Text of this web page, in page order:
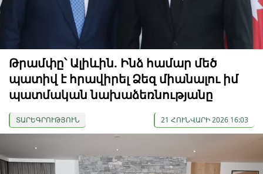
Թրամփը՝ Ալիևին. Ինձ համար մեծ
պատիվ է հրավիրել Ձեզ միանալու իմ
պատմական նախաձեռնությանը
ՏԱՐԵԳՐՈՒԹՅՈՒՆ 21 ՀՈՒՆՎԱՐԻ 2026 16:03